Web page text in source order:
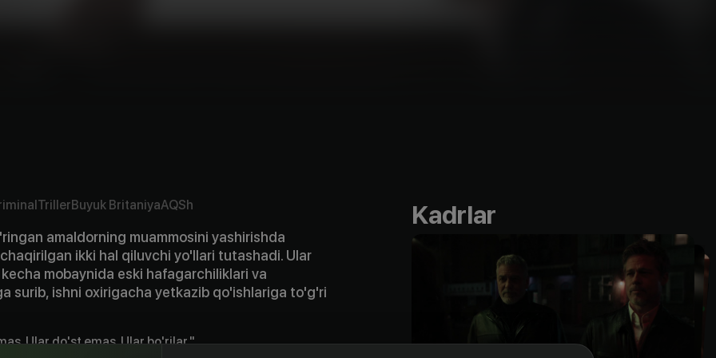
TrillerBuyuk BritaniyaAQSh
amaldorning muammosini yashirishda
ikki hal qiluvchi yo'llari tutashadi. Ular
mobaynida eski hafagarchiliklari va
surib, ishni oxirigacha yetkazib qo'ishlariga to'g'ri
Ular do'st emas. Ular bo'rilar."
Kadrlar